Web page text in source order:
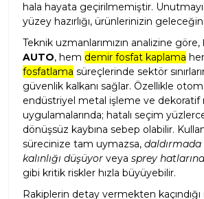
hala hayata geçirilmemiştir.
yüzey hazırlığı, ürünlerinizin
Teknik uzmanlarımızın analizine göre,
AUTO, hem demir fosfat kaplama
fosfatlama süreçlerinde sektör
güvenlik kalkanı sağlar. Özellikle
endüstriyel metal işleme ve dekoratif
uygulamalarında; hatalı seçim
dönüşsüz kaybına sebep olabilir.
sürecinize tam uymazsa,
kalınlığı düşüyor veya sprey
gibi kritik riskler hızla büyüyebilir.
Rakiplerin detay vermekten